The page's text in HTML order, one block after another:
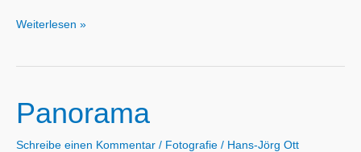
Rhein
Weiterlesen »
Panorama
Schreibe einen Kommentar / Fotografie / Hans-Jörg Ott